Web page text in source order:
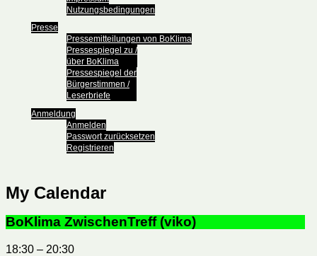
Nutzungsbedingungen
Presse
Pressemitteilungen von BoKlima
Pressespiegel zu /
über BoKlima
Pressespiegel der
Bürgerstimmen /
Leserbriefe
Anmeldung
Anmelden
Passwort zurücksetzen
Registrieren
My Calendar
BoKlima ZwischenTreff (viko)
18:30 – 20:30